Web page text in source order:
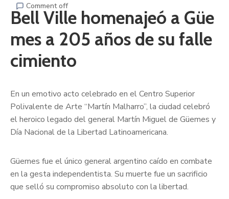
Comment off
Bell Ville homenajeó a Güe
mes a 205 años de su falle
cimiento
En un emotivo acto celebrado en el Centro Superior
Polivalente de Arte “Martín Malharro”, la ciudad celebró
el heroico legado del general Martín Miguel de Güemes y
Día Nacional de la Libertad Latinoamericana.
Güemes fue el único general argentino caído en combate
en la gesta independentista. Su muerte fue un sacrificio
que selló su compromiso absoluto con la libertad.